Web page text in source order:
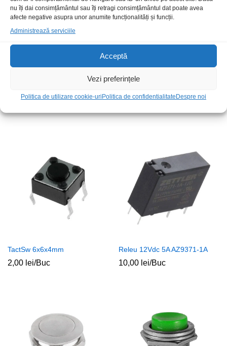
nu îți dai consimțământul sau îți retragi consimțământul dat poate avea
afecte negative asupra unor anumite funcționalități și funcții.
Administrează serviciile
Acceptă
Vezi preferințele
Politica de utilizare cookie-uri Politica de confidentialitate Despre noi
TactSw 6x6x4mm
2,00 lei/Buc
Releu 12Vdc 5A AZ9371-1A
10,00 lei/Buc